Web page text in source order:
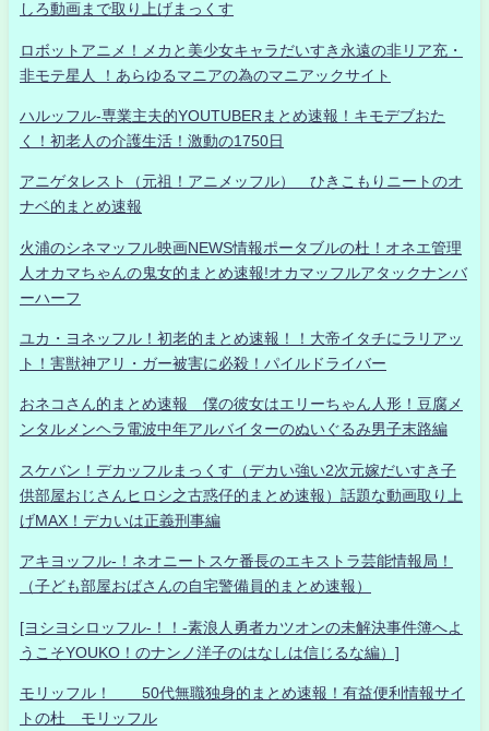
しろ動画まで取り上げまっくす
ロボットアニメ！メカと美少女キャラだいすき永遠の非リア充・
非モテ星人 ！あらゆるマニアの為のマニアックサイト
ハルッフル-専業主夫的YOUTUBERまとめ速報！キモデブおた
く！初老人の介護生活！激動の1750日
アニゲタレスト（元祖！アニメッフル） ひきこもりニートのオ
ナベ的まとめ速報
火浦のシネマッフル映画NEWS情報ポータブルの杜！オネエ管理
人オカマちゃんの鬼女的まとめ速報!オカマッフルアタックナンバ
ーハーフ
ユカ・ヨネッフル！初老的まとめ速報！！大帝イタチにラリアッ
ト！害獣神アリ・ガー被害に必殺！パイルドライバー
おネコさん的まとめ速報 僕の彼女はエリーちゃん人形！豆腐メ
ンタルメンヘラ電波中年アルバイターのぬいぐるみ男子末路編
スケバン！デカッフルまっくす（デカい強い2次元嫁だいすき子
供部屋おじさんヒロシ之古惑仔的まとめ速報）話題な動画取り上
げMAX！デカいは正義刑事編
アキヨッフル-！ネオニートスケ番長のエキストラ芸能情報局！
（子ども部屋おばさんの自宅警備員的まとめ速報）
[ヨシヨシロッフル-！！-素浪人勇者カツオンの未解決事件簿へよ
うこそYOUKO！のナンノ洋子のはなしは信じるな編）]
モリッフル！ 50代無職独身的まとめ速報！有益便利情報サイ
トの杜 モリッフル